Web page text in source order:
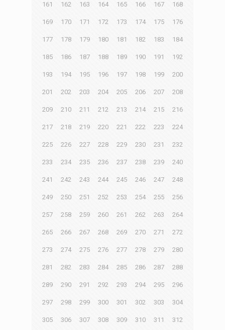
161 162 163 164 165 166 167 168
169 170 171 172 173 174 175 176
177 178 179 180 181 182 183 184
185 186 187 188 189 190 191 192
193 194 195 196 197 198 199 200
201 202 203 204 205 206 207 208
209 210 211 212 213 214 215 216
217 218 219 220 221 222 223 224
225 226 227 228 229 230 231 232
233 234 235 236 237 238 239 240
241 242 243 244 245 246 247 248
249 250 251 252 253 254 255 256
257 258 259 260 261 262 263 264
265 266 267 268 269 270 271 272
273 274 275 276 277 278 279 280
281 282 283 284 285 286 287 288
289 290 291 292 293 294 295 296
297 298 299 300 301 302 303 304
305 306 307 308 309 310 311 312